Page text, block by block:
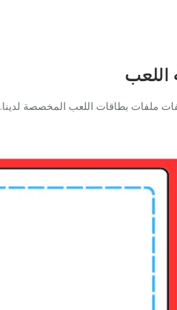
اللعب
ملفات بطاقات اللعب المخصصة لدينا.